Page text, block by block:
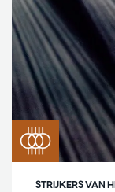
STRIJKERS VAN